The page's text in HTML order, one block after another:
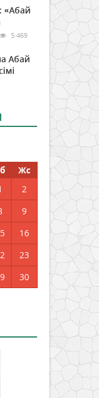
«Абай
5 469
Абай
Жс
2
9
16
23
30